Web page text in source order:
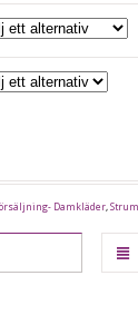
Damkläder,